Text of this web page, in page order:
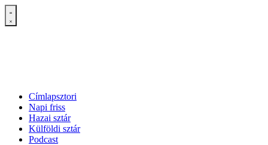
Címlapsztori
Napi friss
Hazai sztár
Külföldi sztár
Podcast